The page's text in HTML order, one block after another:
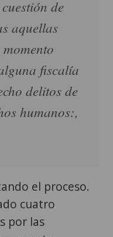
de
aquellas
fiscalía
delitos de
humanos:,
el proceso.
cuatro
por las